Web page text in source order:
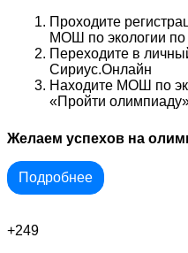
Проходите
МОШ по экологии по
Переходите в
Сириус.Онлайн
Находите МОШ по
«Пройти
Желаем успехов на
Подробнее
+249